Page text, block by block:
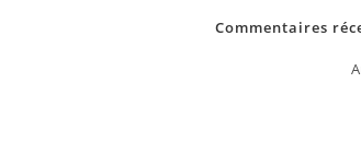
Commentaires